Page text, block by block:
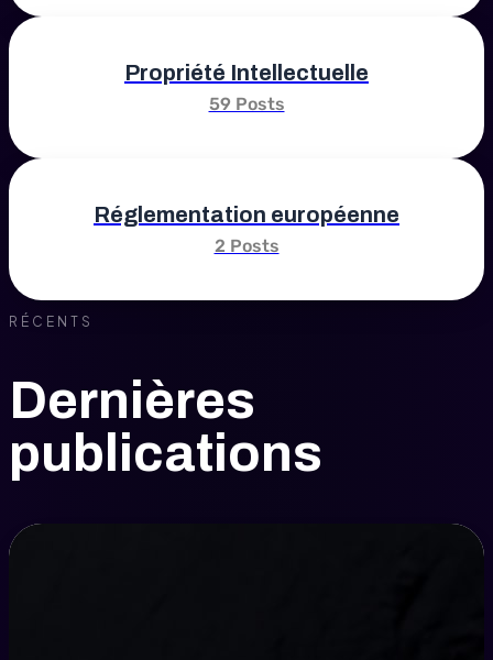
Propriété Intellectuelle
59 Posts
Réglementation européenne
2 Posts
RÉCENTS
Dernières
publications